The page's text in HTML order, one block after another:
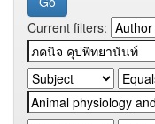
Current filters: